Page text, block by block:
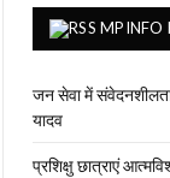
MPINFO
जन सेवा में
यादव
प्रशिक्षु छात्राएं